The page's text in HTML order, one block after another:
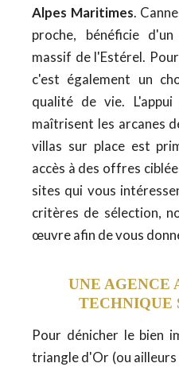
Alpes Maritimes.
proche, bénéficie
massif de l'Estérel.
c'est également un
qualité de vie.
maîtrisent les arcanes
villas sur place est
accès à des offres
sites qui vous
critères de sélection,
œuvre afin de vous
UNE AGENCE
TECHNIQUE
Pour dénicher le bien
triangle d'Or (ou